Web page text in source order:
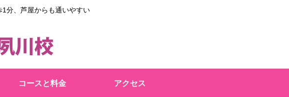
分、芦屋からも通いやすい
コースと料金 アクセス